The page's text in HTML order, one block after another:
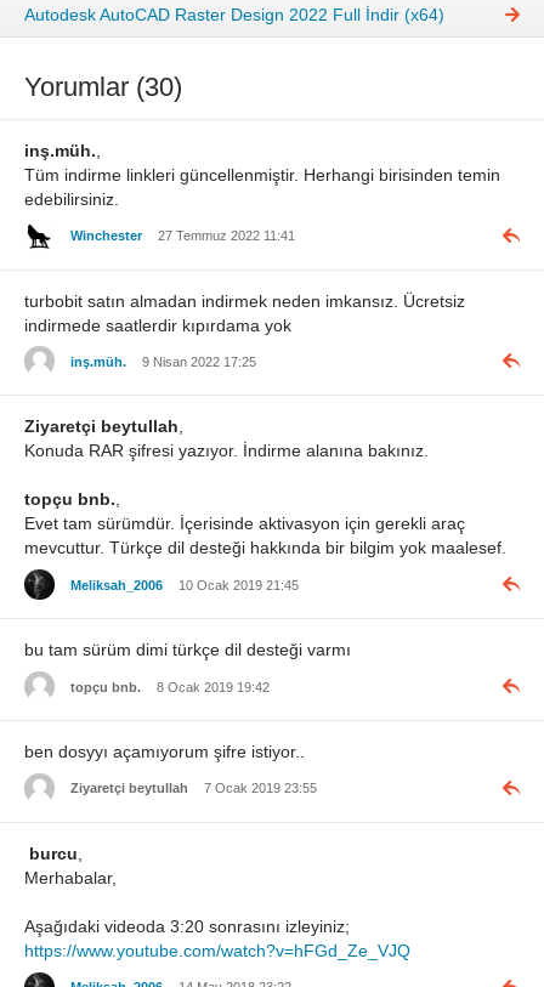
Autodesk AutoCAD Raster Design 2022 Full İndir (x64)
Yorumlar (30)
inş.müh.
Tüm indirme linkleri güncellenmiştir. Herhangi birisinden temin
edebilirsiniz.
Winchester 27 Temmuz 2022 11:41
turbobit satın almadan indirmek neden imkansız. Ücretsiz
indirmede saatlerdir kıpırdama yok
inş.müh. 9 Nisan 2022 17:25
Ziyaretçi beytullah,
Konuda RAR şifresi yazıyor. İndirme alanına bakınız.
topçu bnb.,
Evet tam sürümdür. İçerisinde aktivasyon için gerekli araç
mevcuttur. Türkçe dil desteği hakkında bir bilgim yok maalesef.
Meliksah_2006 10 Ocak 2019 21:45
bu tam sürüm dimi türkçe dil desteği varmı
topçu bnb. 8 Ocak 2019 19:42
ben dosyyı açamıyorum şifre istiyor..
Ziyaretçi beytullah 7 Ocak 2019 23:55
burcu
Merhabalar,
Aşağıdaki videoda 3:20 sonrasını izleyiniz;
https://www.youtube.com/watch?v=hFGd_Ze_VJQ